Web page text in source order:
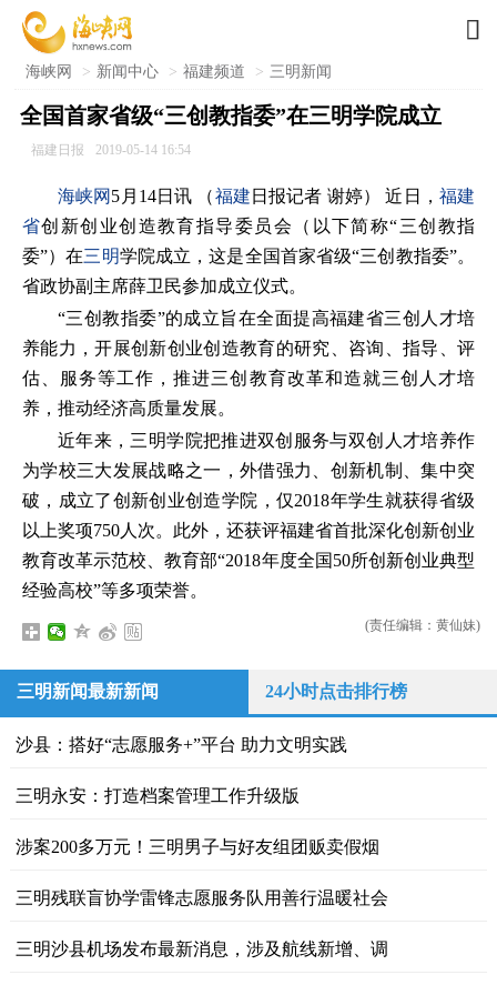

海峡网 > 新闻中心 > 福建频道 > 三明新闻
全国首家省级“三创教指委”在三明学院成立
福建日报 2019-05-14 16:54
海峡网 5月14日讯 （福建 日报记者 谢婷） 近日， 福建
省创新创业创造教育指导委员会（以下简称“三创教指
委”）在三明学院成立，这是全国首家省级“三创教指委”。
省政协副主席薛卫民参加成立仪式。
“三创教指委”的成立旨在全面提高福建省三创人才培
养能力，开展创新创业创造教育的研究、咨询、指导、评
估、服务等工作，推进三创教育改革和造就三创人才培
养，推动经济高质量发展。
近年来，三明学院把推进双创服务与双创人才培养作
为学校三大发展战略之一，外借强力、创新机制、集中突
破，成立了创新创业创造学院，仅2018年学生就获得省级
以上奖项750人次。此外，还获评福建省首批深化创新创业
教育改革示范校、教育部“2018年度全国50所创新创业典型
经验高校”等多项荣誉。
(责任编辑：黄仙妹)
三明新闻最新新闻 24小时点击排行榜
沙县：搭好“志愿服务+”平台 助力文明实践
三明永安：打造档案管理工作升级版
涉案200多万元！三明男子与好友组团贩卖假烟
三明残联盲协学雷锋志愿服务队用善行温暖社会
三明沙县机场发布最新消息，涉及航线新增、调